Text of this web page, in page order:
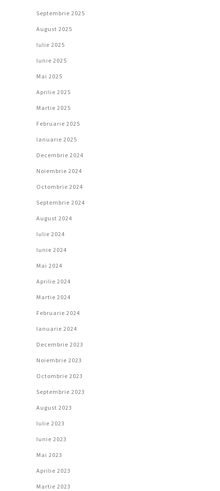
Septembrie 2025
August 2025
Iulie 2025
Iunie 2025
Mai 2025
Aprilie 2025
Martie 2025
Februarie 2025
Ianuarie 2025
Decembrie 2024
Noiembrie 2024
Octombrie 2024
Septembrie 2024
August 2024
Iulie 2024
Iunie 2024
Mai 2024
Aprilie 2024
Martie 2024
Februarie 2024
Ianuarie 2024
Decembrie 2023
Noiembrie 2023
Octombrie 2023
Septembrie 2023
August 2023
Iulie 2023
Iunie 2023
Mai 2023
Aprilie 2023
Martie 2023